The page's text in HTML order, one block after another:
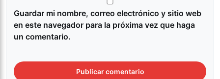
Guardar mi nombre, correo electrónico y sitio web
en este navegador para la próxima vez que haga
un comentario.